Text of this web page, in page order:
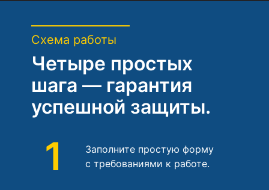
Схема работы
Четыре простых
шага — гарантия
успешной защиты.
1
Заполните простую форму
с требованиями к работе.